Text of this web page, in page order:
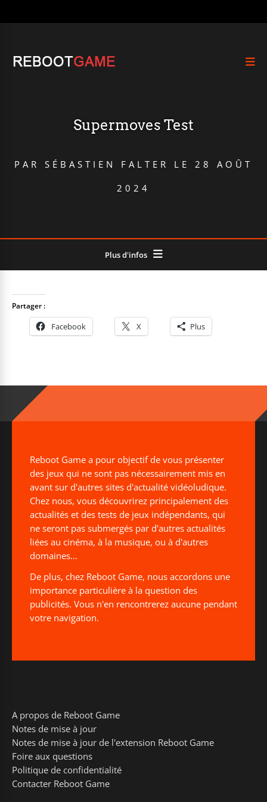
Supermoves Test
PAR SÉBASTIEN FALTER LE 28 AOÛT
2024
Plus d'infos
Partager :
Facebook X Plus
Reboot Game a pour objectif de vous présenter
des jeux qui ne sont pas nécessairement mis en
avant sur d'autres sites d'actualité vidéoludique.
Chez nous, vous découvrirez principalement des
actualités et des tests de jeux indépendants, qui
ne seront pas submergés par d'autres actualités
liées au cinéma, à la musique, ou à d'autres
domaines...
De plus, chez Reboot Game, nous accordons une
importance particulière à la question des
publicités. Vous n'en rencontrerez aucune pendant
votre navigation.
A propos de Reboot Game
Notes de mise à jour
Notes de mise à jour de l'extension Reboot Game
Foire aux questions
Politique de confidentialité
Contacter Reboot Game